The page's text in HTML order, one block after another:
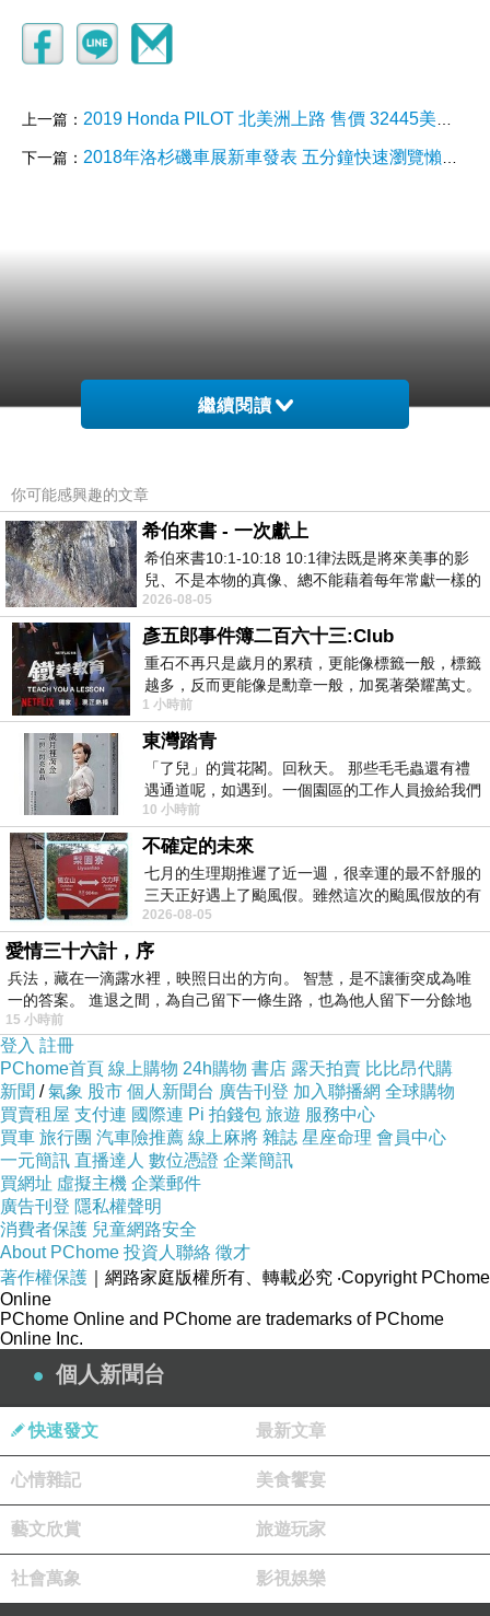
上一篇： 2019 Honda PILOT 北美洲上路 售價 32445美元起
下一篇： 2018年洛杉磯車展新車發表 五分鐘快速瀏覽懶人包
繼續閱讀
你可能感興趣的文章
希伯來書 - 一次獻上
希伯來書10:1-10:18 10:1律法既是將來美事的影
兒、不是本物的真像、總不能藉着每年常獻一樣的
祭物、叫那近前來的人得以完全。 10
2026-08-05
彥五郎事件簿二百六十三:Club
重石不再只是歲月的累積，更能像標籤一般，標籤
越多，反而更能像是勳章一般，加冕著榮耀萬丈。
習慣一如縱容，成了再難輕輕放下的罪證
1 小時前
東灣踏青
「了兒」的賞花閣。回秋天。 那些毛毛蟲還有禮
遇通道呢，如遇到。一個園區的工作人員撿給我們
細賞。
10 小時前
不確定的未來
七月的生理期推遲了近一週，很幸運的最不舒服的
三天正好遇上了颱風假。雖然這次的颱風假放的有
點虛，因為風雨不大，但這也是最想要的
2026-08-05
愛情三十六計，序
兵法，藏在一滴露水裡，映照日出的方向。 智慧，是不讓衝突成為唯
一的答案。 進退之間，為自己留下一條生路，也為他人留下一分餘地
15 小時前
登入 註冊
PChome首頁 線上購物 24h購物 書店 露天拍賣 比比昂代購
新聞 /氣象 股市 個人新聞台 廣告刊登 加入聯播網 全球購物
買賣租屋 支付連 國際連 Pi 拍錢包 旅遊 服務中心
買車 旅行團 汽車險推薦 線上麻將 雜誌 星座命理 會員中心
一元簡訊 直播達人 數位憑證 企業簡訊
買網址 虛擬主機 企業郵件
廣告刊登 隱私權聲明
消費者保護 兒童網路安全
About PChome 投資人聯絡 徵才
著作權保護 ｜網路家庭版權所有、轉載必究 ‧Copyright PChome
Online
PChome Online and PChome are trademarks of PChome
Online Inc.
個人新聞台
快速發文 最新文章
心情雜記 美食饗宴
藝文欣賞 旅遊玩家
社會萬象 影視娛樂